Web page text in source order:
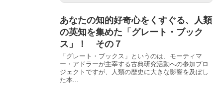
あなたの知的好奇心をくすぐる、人類
の英知を集めた「グレート・ブック
ス」！ その７
「グレート・ブックス」というのは、モーティマ
ー・アドラーが主宰する古典研究活動への参加プロ
ジェクトですが、人類の歴史に大きな影響を及ぼし
た本...